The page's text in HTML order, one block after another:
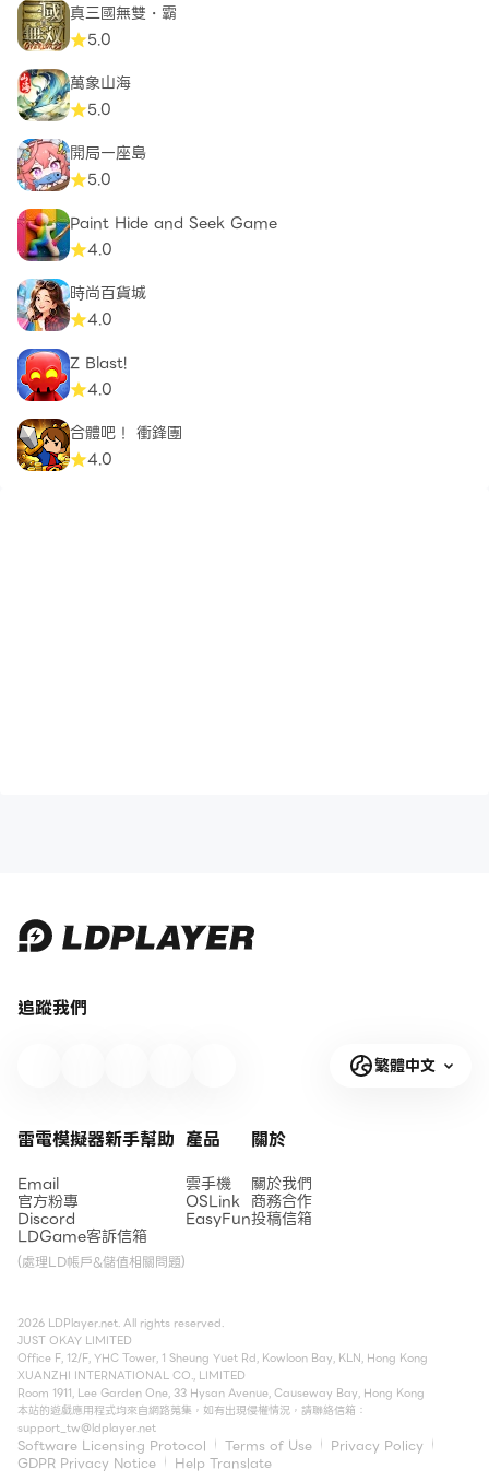
真三國無雙・霸
5.0
萬象山海
5.0
開局一座島
5.0
Paint Hide and Seek Game
4.0
時尚百貨城
4.0
Z Blast!
4.0
合體吧！ 衝鋒團
4.0
追蹤我們
繁體中文
雷電模擬器新手幫助
Email
官方粉專
Discord
LDGame客訴信箱
(處理LD帳戶&儲值相關問題)
產品
雲手機
OSLink
EasyFun
關於
關於我們
商務合作
投稿信箱
2026 LDPlayer.net. All rights reserved.
JUST OKAY LIMITED
Office F, 12/F, YHC Tower, 1 Sheung Yuet Rd, Kowloon Bay, KLN, Hong Kong
XUANZHI INTERNATIONAL CO., LIMITED
Room 1911, Lee Garden One, 33 Hysan Avenue, Causeway Bay, Hong Kong
本站的遊戲應用程式均來自網路蒐集，如有出現侵權情況，請聯絡信箱：
support_tw@ldplayer.net
Software Licensing Protocol Terms of Use
Privacy Policy
GDPR Privacy Notice
Help Translate